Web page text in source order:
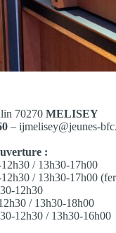
70270 MELISEY
– ijmelisey@jeunes-
:
/ 13h30-17h00
/ 13h30-17h00
12h30
/ 13h30-18h00
12h30 / 13h30-16h00